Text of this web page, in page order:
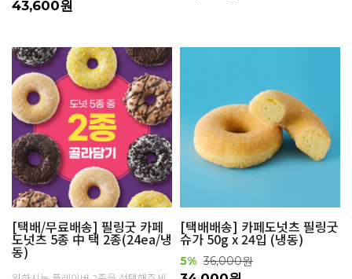
43,600원
[택배/무료배송] 필링굿 카페
도넛츠 5종 中 택 2종(24ea/냉
동)
[택배배송] 카페도넛츠 필링굿
슈가 50g x 24입 (냉동)
5% 36,000원